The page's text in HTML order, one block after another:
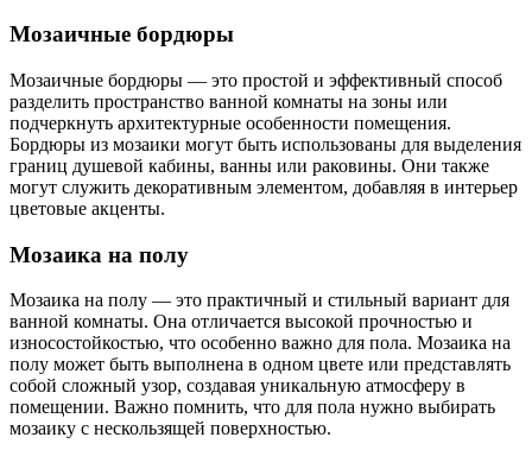
Мозаичные бордюры
Мозаичные бордюры — это простой и эффективный способ
разделить пространство ванной комнаты на зоны или
подчеркнуть архитектурные особенности помещения.
Бордюры из мозаики могут быть использованы для выделения
границ душевой кабины, ванны или раковины. Они также
могут служить декоративным элементом, добавляя в интерьер
цветовые акценты.
Мозаика на полу
Мозаика на полу — это практичный и стильный вариант для
ванной комнаты. Она отличается высокой прочностью и
износостойкостью, что особенно важно для пола. Мозаика на
полу может быть выполнена в одном цвете или представлять
собой сложный узор, создавая уникальную атмосферу в
помещении. Важно помнить, что для пола нужно выбирать
мозаику с нескользящей поверхностью.